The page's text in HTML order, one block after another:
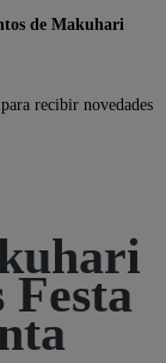
de Makuhari
recibir novedades